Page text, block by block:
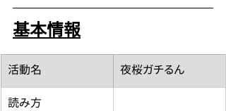
基本情報
​活動名 夜桜ガチるん
読み方